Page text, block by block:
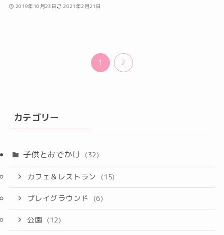
2019年10月23日 2021年2月21日
1 2
カテゴリー
子供とおでかけ (32)
カフェ＆レストラン (15)
プレイグラウンド (6)
公園 (12)